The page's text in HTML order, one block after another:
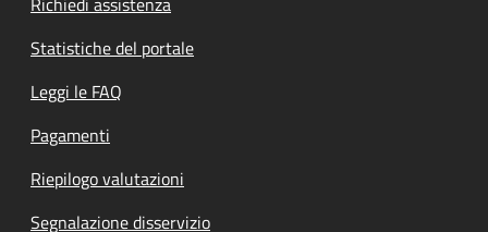
Statistiche del portale
Leggi le FAQ
Pagamenti
Riepilogo valutazioni
Segnalazione disservizio